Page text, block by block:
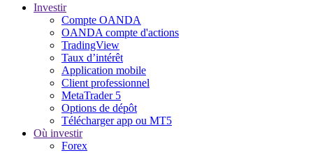
Investir
Compte OANDA
OANDA compte d'actions
TradingView
Taux d’intérêt
Application mobile
Client professionnel
MetaTrader 5
Options de dépôt
Télécharger app ou MT5
Où investir
Forex